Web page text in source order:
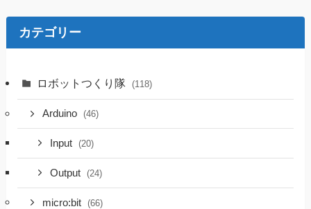
カテゴリー
ロボットつくり隊 (118)
Arduino (46)
Input (20)
Output (24)
micro:bit (66)